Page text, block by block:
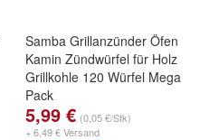
Samba Grillanzünder Öfen
Kamin Zündwürfel für Holz
Grillkohle 120 Würfel Mega
Pack
5,99 € (0,05 €/Stk)
+ 6,49 € Versand